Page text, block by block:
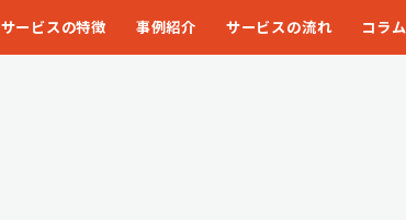
サービスの特徴 事例紹介 サービスの流れ コラム